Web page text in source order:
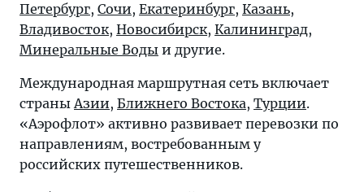
Петербург, Сочи, Екатеринбург, Казань,
Владивосток, Новосибирск, Калининград,
Минеральные Воды и другие.
Международная маршрутная сеть включает
страныАзии, Ближнего Востока, Турции.
«Аэрофлот» активно развивает перевозки по
направлениям, востребованным у
российских путешественников.